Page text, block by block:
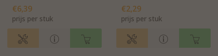
€6,39
prijs per stuk
€2,29
prijs per stuk